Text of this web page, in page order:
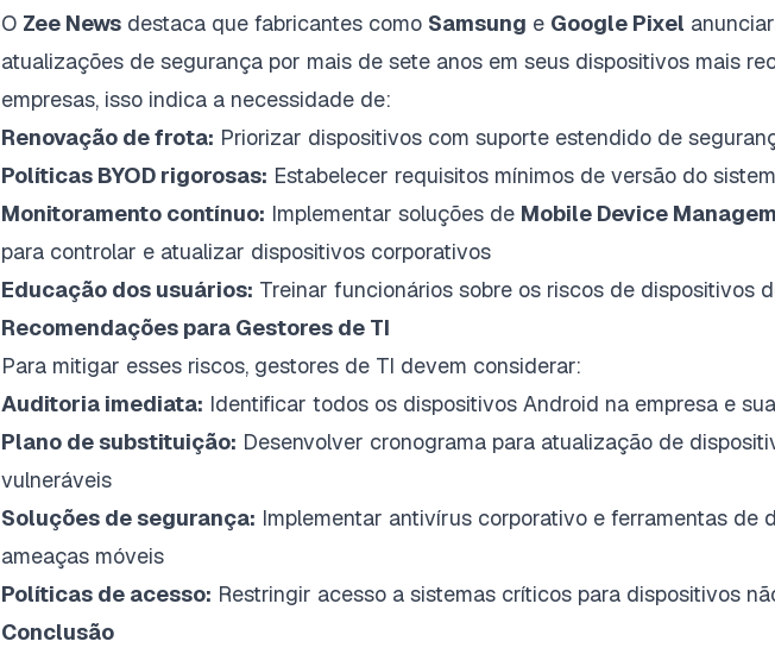
O Zee News destaca que fabricantes como Samsung e Google Pixel
atualizações de segurança por mais de sete anos em seus dispositivos mais
empresas, isso indica a necessidade de:
Renovação de frota: Priorizar dispositivos com suporte estendido de
Políticas BYOD rigorosas: Estabelecer requisitos mínimos de versão do
Monitoramento contínuo: Implementar soluções de Mobile Device
para controlar e atualizar dispositivos corporativos
Educação dos usuários: Treinar funcionários sobre os riscos de dispositivos
Recomendações para Gestores de TI
Para mitigar esses riscos, gestores de TI devem considerar:
Auditoria imediata: Identificar todos os dispositivos Android na empresa e
Plano de substituição: Desenvolver cronograma para atualização de
vulneráveis
Soluções de segurança: Implementar antivírus corporativo e ferramentas de
ameaças móveis
Políticas de acesso: Restringir acesso a sistemas críticos para dispositivos
Conclusão